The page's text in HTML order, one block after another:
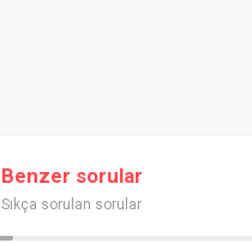
Benzer sorular
Sıkça sorulan sorular